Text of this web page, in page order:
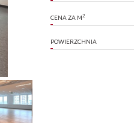
CENA ZA M2
POWIERZCHNIA